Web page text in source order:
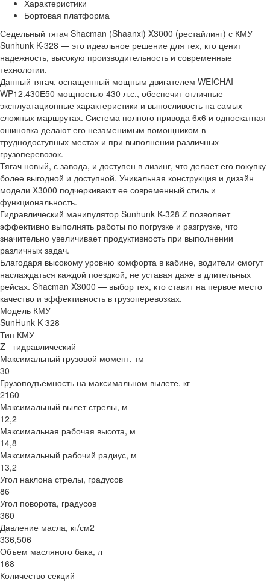
Характеристики
Бортовая платформа
Седельный тягач Shacman (Shaanxi) X3000 (рестайлинг) с КМУ
Sunhunk K-328 — это идеальное решение для тех, кто ценит
надежность, высокую производительность и современные
технологии.
Данный тягач, оснащенный мощным двигателем WEICHAI
WP12.430Е50 мощностью 430 л.с., обеспечит отличные
эксплуатационные характеристики и выносливость на самых
сложных маршрутах. Система полного привода 6х6 и односкатная
ошиновка делают его незаменимым помощником в
труднодоступных местах и при выполнении различных
грузоперевозок.
Тягач новый, с завода, и доступен в лизинг, что делает его покупку
более выгодной и доступной. Уникальная конструкция и дизайн
модели X3000 подчеркивают ее современный стиль и
функциональность.
Гидравлический манипулятор Sunhunk K-328 Z позволяет
эффективно выполнять работы по погрузке и разгрузке, что
значительно увеличивает продуктивность при выполнении
различных задач.
Благодаря высокому уровню комфорта в кабине, водители смогут
наслаждаться каждой поездкой, не уставая даже в длительных
рейсах. Shacman X3000 — выбор тех, кто ставит на первое место
качество и эффективность в грузоперевозках.
Модель КМУ
SunHunk K-328
Тип КМУ
Z - гидравлический
Максимальный грузовой момент, тм
30
Грузоподъёмность на максимальном вылете, кг
2160
Максимальный вылет стрелы, м
12,2
Максимальная рабочая высота, м
14,8
Максимальный рабочий радиус, м
13,2
Угол наклона стрелы, градусов
86
Угол поворота, градусов
360
Давление масла, кг/см2
336,506
Объем масляного бака, л
168
Количество секций